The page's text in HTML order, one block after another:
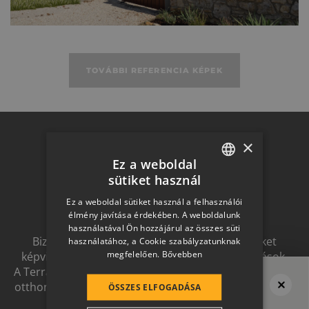
TOVÁBBI REFERENCIA KÉPEK
Megvan a tető?
Otthon a
jövőben
Biztonságot nyújtó, és magas esztétikai értéket
képviselő, egymással szinergiát alkotó megoldások.
A Terrán ernyőmárkának köszönhetően a harmonikus
otthon átfogó, egymásra épülő rendszerelemek révén
ölthet formát.
HUNGARIAN
SLOVAK
GERMAN
ROMANIAN
CROATIAN
×
Ez a weboldal
sütiket használ
Ez a weboldal sütiket használ a felhasználói
élmény javítása érdekében. A weboldalunk
használatával Ön hozzájárul az összes süti
használatához, a Cookie szabályzatunknak
megfelelően. Bővebben
ÖSSZES ELFOGADÁSA